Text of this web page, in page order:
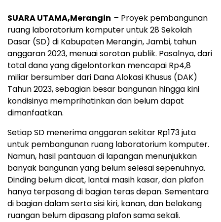
SUARA UTAMA,Merangin – Proyek pembangunan
ruang laboratorium komputer untuk 28 Sekolah
Dasar (SD) di Kabupaten Merangin, Jambi, tahun
anggaran 2023, menuai sorotan publik. Pasalnya, dari
total dana yang digelontorkan mencapai Rp4,8
miliar bersumber dari Dana Alokasi Khusus (DAK)
Tahun 2023, sebagian besar bangunan hingga kini
kondisinya memprihatinkan dan belum dapat
dimanfaatkan.
Setiap SD menerima anggaran sekitar Rp173 juta
untuk pembangunan ruang laboratorium komputer.
Namun, hasil pantauan di lapangan menunjukkan
banyak bangunan yang belum selesai sepenuhnya.
Dinding belum dicat, lantai masih kasar, dan plafon
hanya terpasang di bagian teras depan. Sementara
di bagian dalam serta sisi kiri, kanan, dan belakang
ruangan belum dipasang plafon sama sekali.